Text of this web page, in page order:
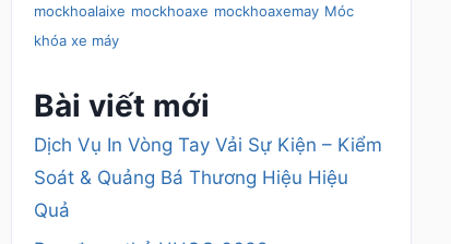
mockhoalaixe mockhoaxe mockhoaxemay Móc
khóa xe máy
Bài viết mới
Dịch Vụ In Vòng Tay Vải Sự Kiện – Kiểm
Soát & Quảng Bá Thương Hiệu Hiệu
Quả